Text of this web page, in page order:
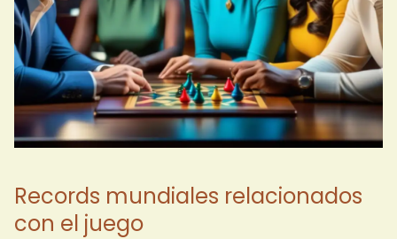
Records mundiales relacionados
con el juego